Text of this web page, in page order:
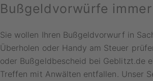
Bußgeldvorwürfe
Sie wollen Ihren Bußgeldvorwurf in
Überholen oder Handy am Steuer
oder Bußgeldbescheid bei Geblitzt.de
Treffen mit Anwälten entfallen. Unser